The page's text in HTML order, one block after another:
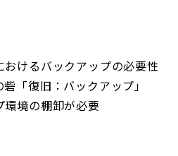
けるバックアップの必要性
「復旧：バックアップ」
境の棚卸が必要